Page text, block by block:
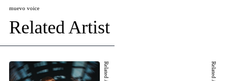
muevo voice
Related Artist